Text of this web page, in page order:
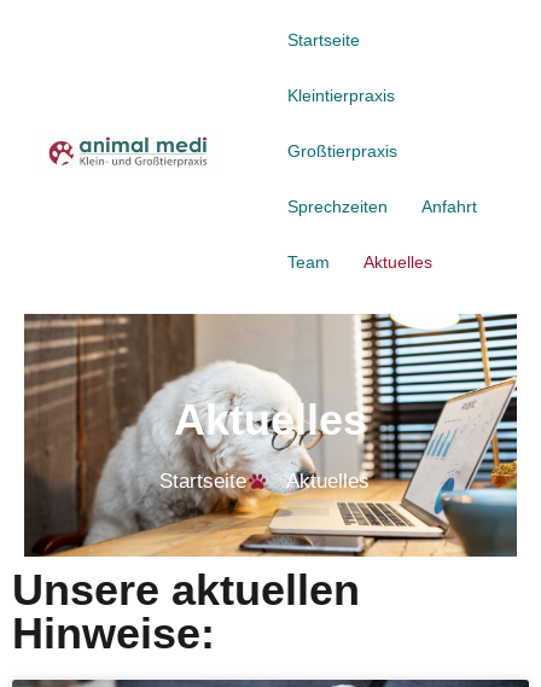
Startseite
Kleintierpraxis
Großtierpraxis
Sprechzeiten Anfahrt
Team Aktuelles
Aktuelles
Startseite Aktuelles
Unsere aktuellen
Hinweise: